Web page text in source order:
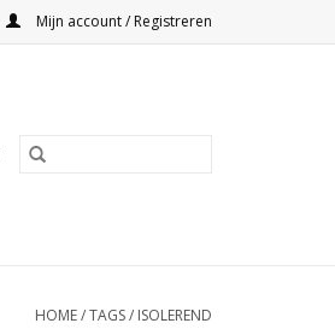
Mijn account / Registreren
HOME/TAGS/ ISOLEREND